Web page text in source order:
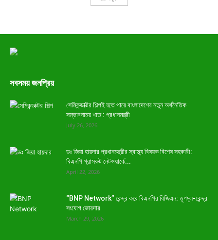
সবসময় জনপ্রিয়
সেমিকন্ডাক্টর শিল্পই হতে পারে বাংলাদেশের নতুন অর্থনৈতিক
সম্ভাবনাময় খাত : প্রধানমন্ত্রী
July 26, 2026
ডঃ জিয়া হায়দার প্রধানমন্ত্রীর স্বাস্থ্য বিষয়ক বিশেষ সহকারী:
বিএনপি গ্রাসরুট নেটওয়ার্কে...
April 22, 2026
“BNP Network” কেন্দ্র করে বিএনপির বিজিএন: তৃণমূল-কেন্দ্র
সংযোগ জোরদার
March 29, 2026